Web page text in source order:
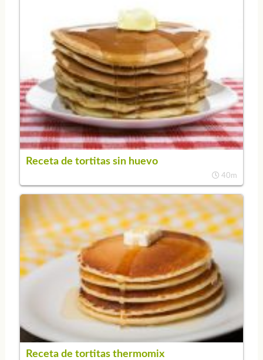
Receta de tortitas sin huevo
40m
Receta de tortitas thermomix